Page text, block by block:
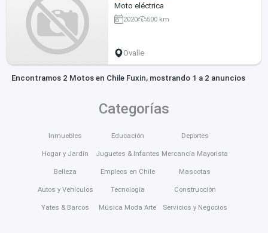
Moto eléctrica
2020 500 km
Ovalle
Encontramos 2 Motos en Chile Fuxin, mostrando 1 a 2 anuncios
Categorías
Inmuebles
Hogar y Jardín
Belleza
Autos y Vehículos
Yates & Barcos
Educación
Juguetes & Infantes
Empleos en Chile
Tecnología
Música Moda Arte
Deportes
Mercancía Mayorista
Mascotas
Construcción
Servicios y Negocios